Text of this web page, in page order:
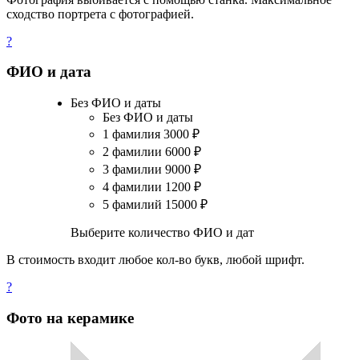
сходство портрета с фотографией.
?
ФИО и дата
Без ФИО и даты
Без ФИО и даты
1 фамилия 3000 ₽
2 фамилии 6000 ₽
3 фамилии 9000 ₽
4 фамилии 1200 ₽
5 фамилий 15000 ₽
Выберите количество ФИО и дат
В стоимость входит любое кол-во букв, любой шрифт.
?
Фото на керамике